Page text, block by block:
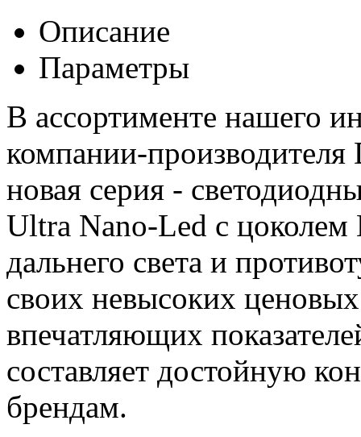
Описание
Параметры
В ассортименте нашего
компании-производителя
новая серия -
Ultra Nano-Led с цоколем
дальнего света и
своих невысоких
впечатляющих
составляет достойную
брендам.